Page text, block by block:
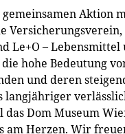
Aktion
Versicherungsverein,
Le+O – Lebensmittel
hohe Bedeutung
und deren
langjähriger
das Dom Museum
am Herzen. Wir